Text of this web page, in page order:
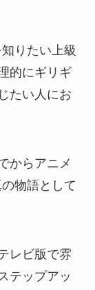
りたい上級
的にギリギ
たい人にお
からアニメ
物語として
レビ版で雰
テップアッ